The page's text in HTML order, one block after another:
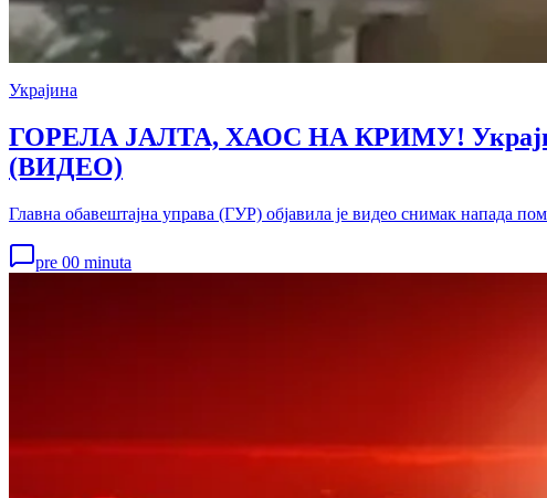
Украјина
ГОРЕЛА ЈАЛТА, ХАОС НА КРИМУ!
(ВИДЕО)
Главна обавештајна управа (ГУР) објавила је видео снимак напада
pre 00 minuta